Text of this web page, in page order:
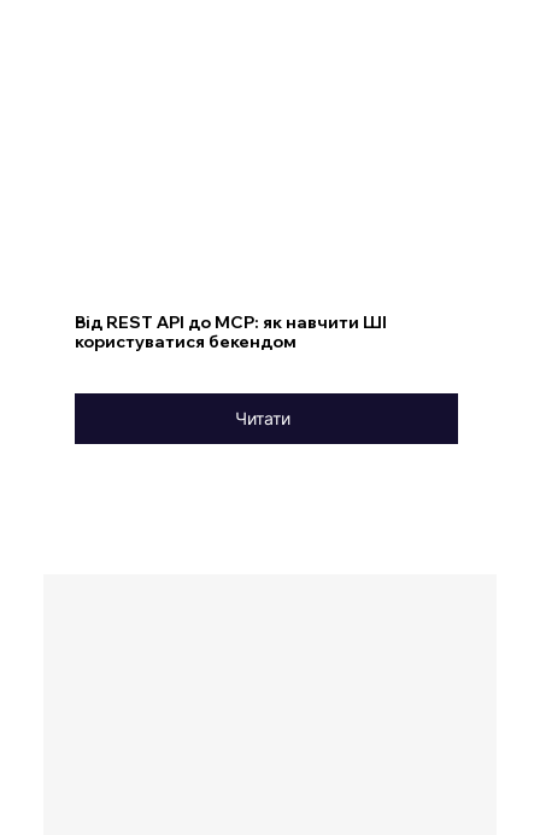
Від REST API до MCP: як навчити ШІ
користуватися бекендом
Читати